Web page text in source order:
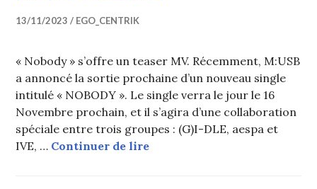
13/11/2023 EGO_CENTRIK
« Nobody » s’offre un teaser MV. Récemment, M:USB
a annoncé la sortie prochaine d’un nouveau single
intitulé « NOBODY ». Le single verra le jour le 16
Novembre prochain, et il s’agira d’une collaboration
spéciale entre trois groupes : (G)I-DLE, aespa et
IVE, … Continuer de lireTeaser MV de « Nobody », la